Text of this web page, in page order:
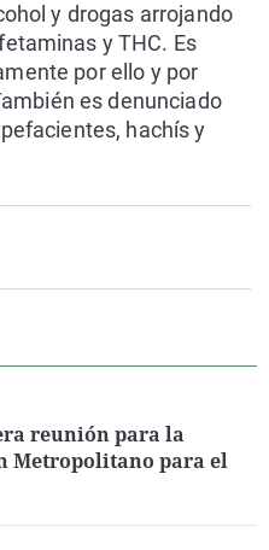
y drogas arrojando
y THC. Es
por ello y por
es denunciado
hachís y
reunión para la
Metropolitano para el